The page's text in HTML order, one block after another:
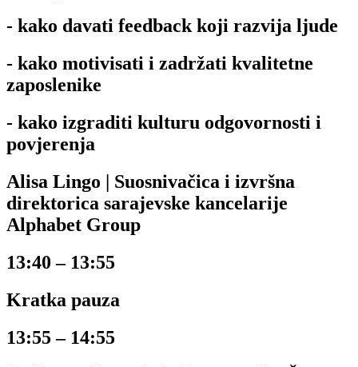
- kako davati feedback koji razvija ljude
- kako motivisati i zadržati kvalitetne
zaposlenike
- kako izgraditi kulturu odgovornosti i
povjerenja
Alisa Lingo | Suosnivačica i izvršna
direktorica sarajevske kancelarije
Alphabet Group
13:40 – 13:55
Kratka pauza
13:55 – 14:55